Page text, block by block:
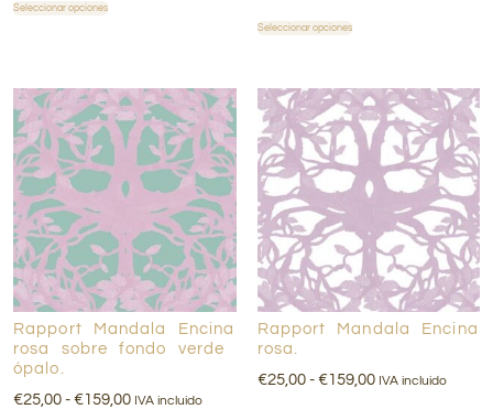
Seleccionar opciones
Seleccionar opciones
Rapport Mandala Encina
rosa sobre fondo verde
ópalo.
€25,00 - €159,00 IVA incluido
Rapport Mandala Encina
rosa.
€25,00 - €159,00 IVA incluido